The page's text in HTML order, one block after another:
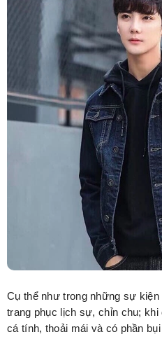
Cụ thể như trong những sự
trang phục lịch sự, chỉn chu;
cá tính, thoải mái và có phần